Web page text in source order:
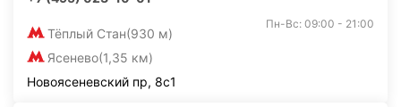
Тёплый Стан(930 м)
Ясенево(1,35 км)
Пн-Вс: 09:00 - 21:00
Новоясеневский пр, 8с1